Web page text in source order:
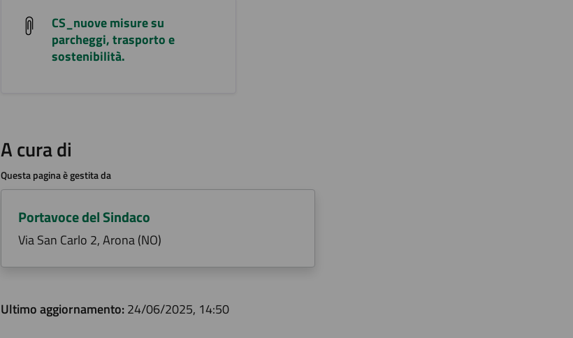
CS_nuove misure su
parcheggi, trasporto e
sostenibilità.
A cura di
Questa pagina è gestita da
Portavoce del Sindaco
Via San Carlo 2, Arona (NO)
Ultimo aggiornamento:24/06/2025, 14:50